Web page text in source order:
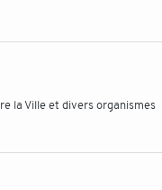
la Ville et divers organismes